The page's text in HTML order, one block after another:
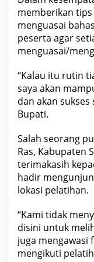
memberikan
menguasai
peserta agar
menguasai/
“Kalau itu rutin
saya akan
dan akan sukses
Bupati.
Salah seorang
Ras, Kabupaten
terimakasih
hadir
lokasi pelatihan.
“Kami tidak
disini untuk
juga mengawasi
mengikuti